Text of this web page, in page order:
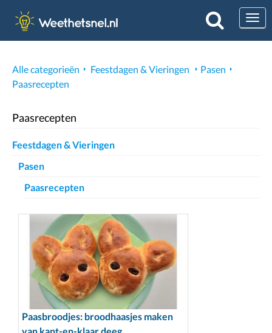
Alle categorieën Feestdagen & Vieringen
Pasen
Paasrecepten
Paasrecepten
Feestdagen & Vieringen
Pasen
Paasrecepten
Paasbroodjes: broodhaasjes maken